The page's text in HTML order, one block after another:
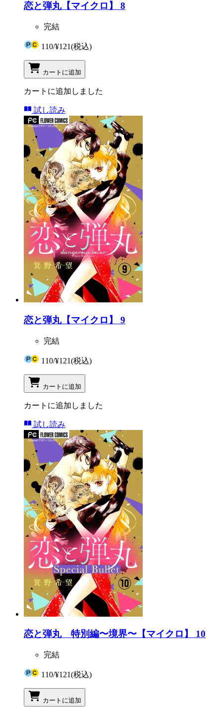
恋と弾丸【マイクロ】 8
完結
110/¥121(税込)
カートに追加
カートに追加しました
試し読み
恋と弾丸【マイクロ】 9
完結
110/¥121(税込)
カートに追加
カートに追加しました
試し読み
恋と弾丸 特別編〜境界〜【マイクロ】 10
完結
110/¥121(税込)
カートに追加